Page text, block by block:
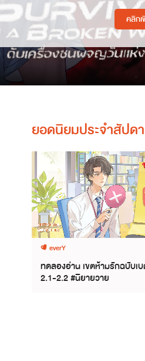
คลิก
ยอดนิยมประจำสัปด
everY
ทดลองอ่าน เขตห้ามรักฉบับเ
2.1-2.2 #นิยายวาย